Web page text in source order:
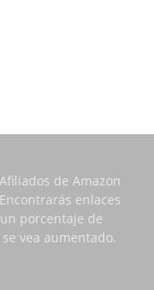
de Amazon
enlaces
porcentaje de
vea aumentado.